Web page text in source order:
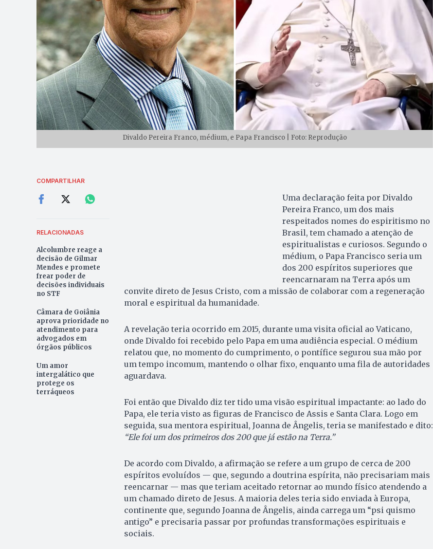
Divaldo Pereira Franco, médium, e Papa Francisco | Foto: Reprodução
COMPARTILHAR
RELACIONADAS
Alcolumbre reage a
decisão de Gilmar
Mendes e promete
frear poder de
decisões individuais
no STF
Câmara de Goiânia
aprova prioridade no
atendimento para
advogados em
órgãos públicos
Um amor
intergalático que
protege os
terráqueos
Uma declaração feita por Divaldo
Pereira Franco, um dos mais
respeitados nomes do espiritismo no
Brasil, tem chamado a atenção de
espiritualistas e curiosos. Segundo o
médium, o Papa Francisco seria um
dos 200 espíritos superiores que
reencarnaram na Terra após um
convite direto de Jesus Cristo, com a missão de colaborar com a regeneração
moral e espiritual da humanidade.
A revelação teria ocorrido em 2015, durante uma visita oficial ao Vaticano,
onde Divaldo foi recebido pelo Papa em uma audiência especial. O médium
relatou que, no momento do cumprimento, o pontífice segurou sua mão por
um tempo incomum, mantendo o olhar fixo, enquanto uma fila de autoridades
aguardava.
Foi então que Divaldo diz ter tido uma visão espiritual impactante: ao lado do
Papa, ele teria visto as figuras de Francisco de Assis e Santa Clara. Logo em
seguida, sua mentora espiritual, Joanna de Ângelis, teria se manifestado e dito:
“Ele foi um dos primeiros dos 200 que já estão na Terra.”
De acordo com Divaldo, a afirmação se refere a um grupo de cerca de 200
espíritos evoluídos — que, segundo a doutrina espírita, não precisariam mais
reencarnar — mas que teriam aceitado retornar ao mundo físico atendendo a
um chamado direto de Jesus. A maioria deles teria sido enviada à Europa,
continente que, segundo Joanna de Ângelis, ainda carrega um “psi quismo
antigo” e precisaria passar por profundas transformações espirituais e
sociais.